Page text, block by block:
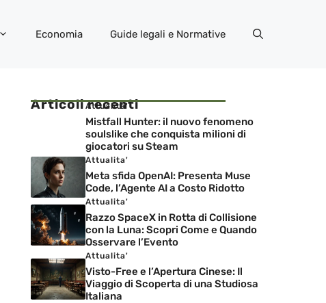
Economia Guide legali e Normative
Articoli recenti
Attualita'
Mistfall Hunter: il nuovo fenomeno
soulslike che conquista milioni di
giocatori su Steam
Attualita'
Meta sfida OpenAI: Presenta Muse
Code, l’Agente AI a Costo Ridotto
Attualita'
Razzo SpaceX in Rotta di Collisione
con la Luna: Scopri Come e Quando
Osservare l’Evento
Attualita'
Visto-Free e l’Apertura Cinese: Il
Viaggio di Scoperta di una Studiosa
Italiana